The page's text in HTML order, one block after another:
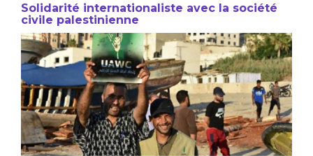
Solidarité internationaliste avec la société
civile palestinienne